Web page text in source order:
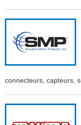
connecteurs, capteurs,